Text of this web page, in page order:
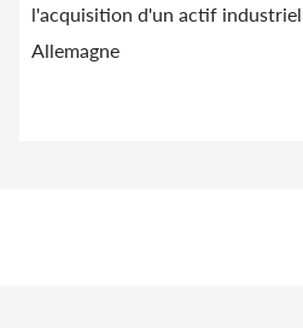
l'acquisition d'un actif industriel
Allemagne